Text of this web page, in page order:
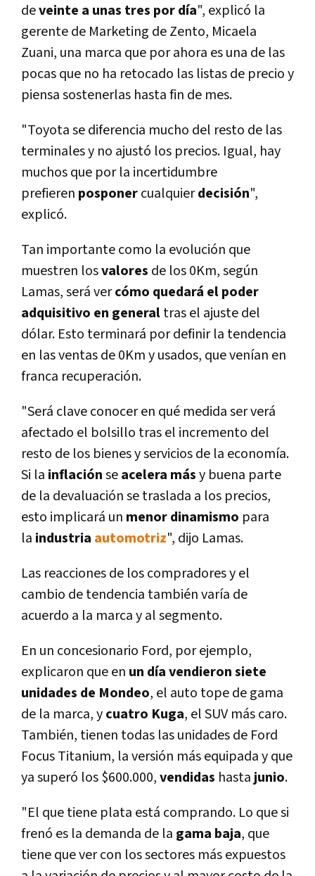
deveinte a unas tres por dí­a", explicó la
gerente de Marketing de Zento, Micaela
Zuani, una marca que por ahora es una de las
pocas que no ha retocado las listas de precio y
piensa sostenerlas hasta fin de mes.
"Toyota se diferencia mucho del resto de las
terminales y no ajustó los precios. Igual, hay
muchos que por la incertidumbre
prefieren posponercualquierdecisión",
explicó.
Tan importante como la evolución que
muestren losvalores de los 0Km, según
Lamas, será vercómo quedará el poder
adquisitivo en generaltras el ajuste del
dólar. Esto terminará por definir la tendencia
en las ventas de 0Km y usados, que vení­an en
franca recuperación.
"Será clave conocer en qué medida ser verá
afectado el bolsillo tras el incremento del
resto de los bienes y servicios de la economí­a.
Si la inflaciónseacelera másy buena parte
de la devaluación se traslada a los precios,
esto implicará un menor dinamismo para
la industria automotriz", dijo Lamas.
Las reacciones de los compradores y el
cambio de tendencia también varí­a de
acuerdo a la marca y al segmento.
En un concesionario Ford, por ejemplo,
explicaron que en un dí­a vendieron siete
unidades de Mondeo, el auto tope de gama
de la marca, ycuatro Kuga, el SUV más caro.
También, tienen todas las unidades de Ford
Focus Titanium, la versión más equipada y que
ya superó los $600.000,vendidas hastajunio.
"El que tiene plata está comprando. Lo que si
frenó es la demanda de la gama baja, que
tiene que ver con los sectores más expuestos